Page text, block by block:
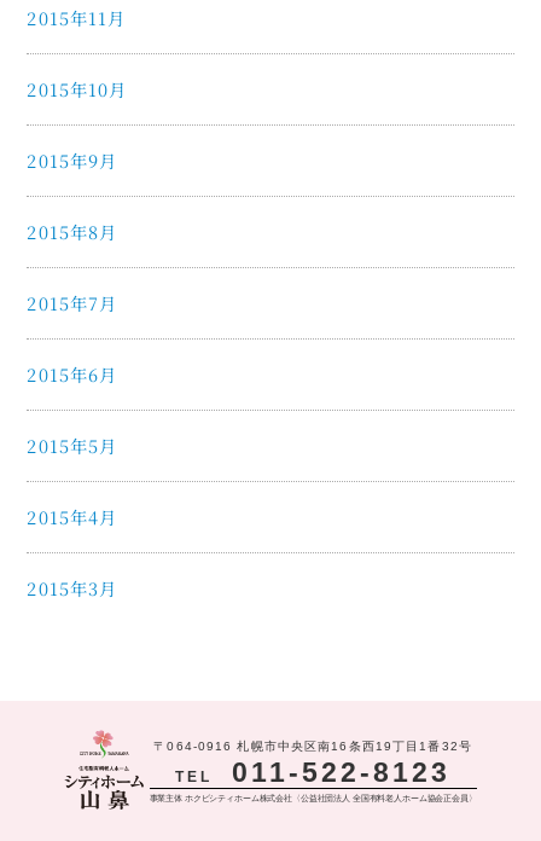
2015年11月
2015年10月
2015年9月
2015年8月
2015年7月
2015年6月
2015年5月
2015年4月
2015年3月
〒064-0916 札幌市中央区南16条西19丁目1番32号
TEL 011-522-8123
事業主体 ホクビシティホーム株式会社〈公益社団法人 全国有料老人ホーム協会正会員〉